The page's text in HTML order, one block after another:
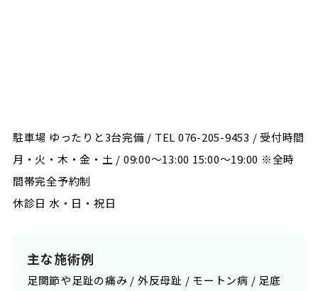
駐車場 ゆったりと3台完備 / TEL 076-205-9453 / 受付時間
月・火・木・金・土 / 09:00〜13:00 15:00〜19:00 ※全時
間帯完全予約制
休診日 水・日・祝日
主な施術例
足関節や足趾の痛み / 外反母趾 / モートン病 / 足底